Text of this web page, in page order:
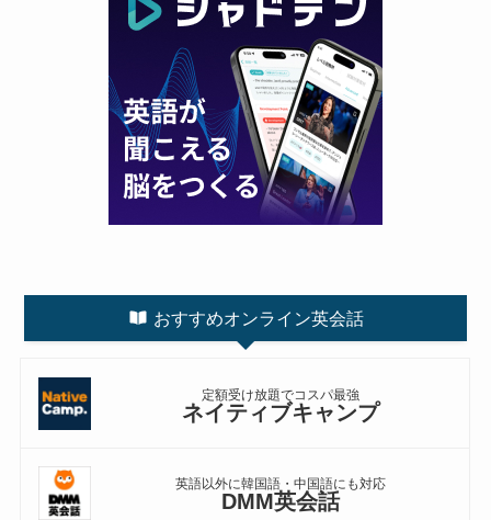
おすすめオンライン英会話
定額受け放題でコスパ最強
ネイティブキャンプ
英語以外に韓国語・中国語にも対応
DMM英会話